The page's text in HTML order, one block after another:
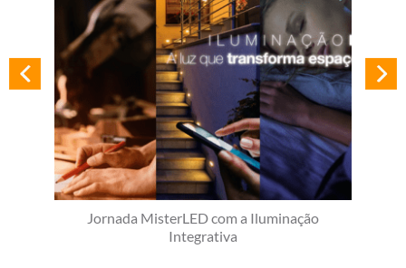
Jornada MisterLED com a Iluminação
Integrativa